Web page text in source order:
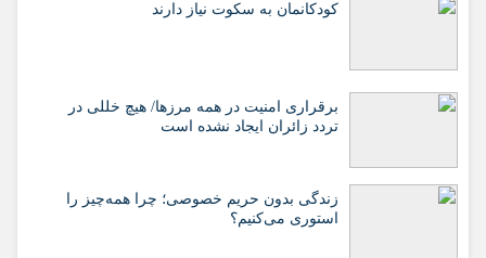
کودکانمان به سکوت نیاز دارند
برقراری امنیت در همه مرزها/ هیچ‌ خللی در
تردد زائران ایجاد نشده است
زندگی بدون حریم خصوصی؛ چرا همه‌چیز را
استوری می‌کنیم؟